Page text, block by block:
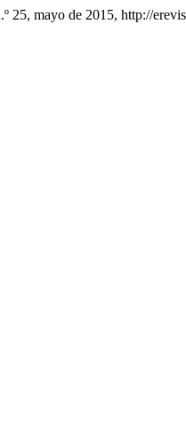
25, mayo de 2015, http://